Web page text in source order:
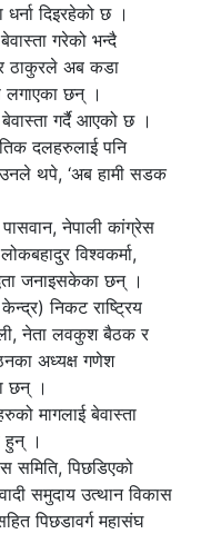
दिइरहेको छ ।
गरेको भन्दै
ठाकुरले अब कडा
लगाएका छन् ।
गर्दै आएको छ ।
दलहरुलाई पनि
थपे, ‘अब हामी सडक
पासवान, नेपाली कांग्रेस
विश्वकर्मा,
जनाइसकेका छन् ।
निकट राष्ट्रिय
नेता लवकुश बैठक र
अध्यक्ष गणेश
छन् ।
मागलाई बेवास्ता
हुन् ।
समिति, पिछडिएको
समुदाय उत्थान विकास
पिछडावर्ग महासंघ